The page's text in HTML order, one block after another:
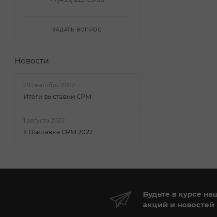
ЗАДАТЬ ВОПРОС
Новости
29 сентября 2022
Итоги выставки CPM
1 августа 2022
⚡ Выставка СРМ 2022
Будьте в курсе
акций и новостей